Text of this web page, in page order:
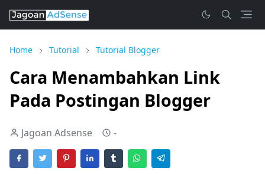
Home Tutorial Tutorial Blogger
Cara Menambahkan Link
Pada Postingan Blogger
Jagoan Adsense -